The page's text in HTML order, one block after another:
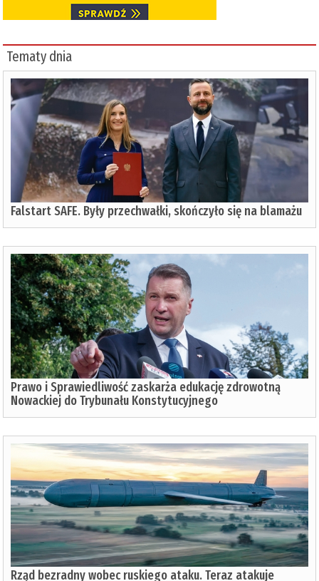
Tematy dnia
Falstart SAFE. Były przechwałki, skończyło się na blamażu
Prawo i Sprawiedliwość zaskarża edukację zdrowotną
Nowackiej do Trybunału Konstytucyjnego
Rząd bezradny wobec ruskiego ataku. Teraz atakuje